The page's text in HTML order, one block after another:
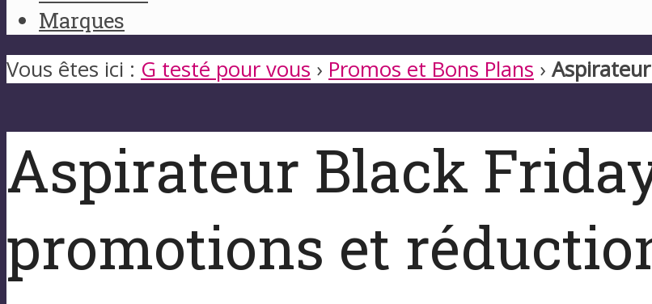
Marques
Vous êtes ici : G testé pour vous › Promos et Bons Plans ›
Aspirateur Black
promotions et